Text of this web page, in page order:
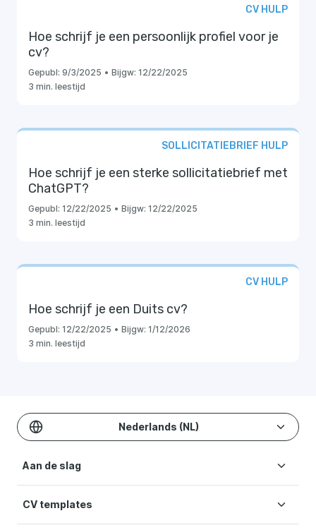
CV HULP
Hoe schrijf je een persoonlijk profiel voor je
cv?
Gepubl: 9/3/2025 • Bijgw: 12/22/2025
3 min. leestijd
SOLLICITATIEBRIEF HULP
Hoe schrijf je een sterke sollicitatiebrief met
ChatGPT?
Gepubl: 12/22/2025 • Bijgw: 12/22/2025
3 min. leestijd
CV HULP
Hoe schrijf je een Duits cv?
Gepubl: 12/22/2025 • Bijgw: 1/12/2026
3 min. leestijd
Nederlands (NL)
Aan de slag
CV maken
Kosten
CV templates